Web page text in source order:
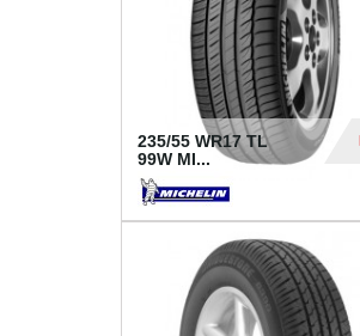
235/55 WR17 TL
99W MI...